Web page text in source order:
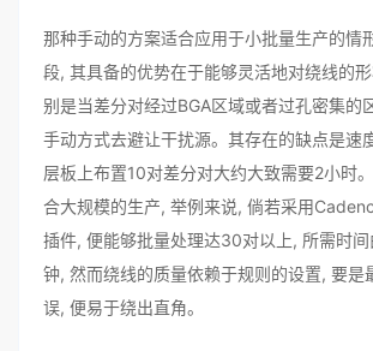
那种手动的方案适合应用于小批量生产的情
段, 其具备的优势在于能够灵活地对绕线的
别是当差分对经过BGA区域或者过孔密集的
手动方式去避让干扰源。其存在的缺点是速
层板上布置10对差分对大约大致需要2小时
合大规模的生产, 举例来说, 倘若采用
插件, 便能够批量处理达30对以上, 所需时
钟, 然而绕线的质量依赖于规则的设置, 要是
误, 便易于绕出直角。